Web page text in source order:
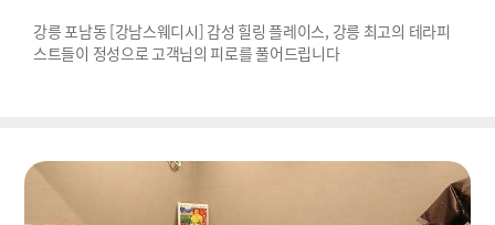
강릉 포남동 [강남스웨디시] 감성 힐링 플레이스, 강릉 최고의 테라피
스트들이 정성으로 고객님의 피로를 풀어드립니다